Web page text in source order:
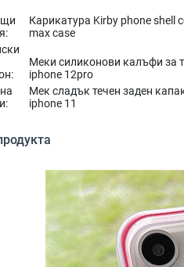
Карикатура Kirby phone shell
max case
Меки силиконови калъфи за
iphone 12pro
Мек сладък течен заден
iphone 11